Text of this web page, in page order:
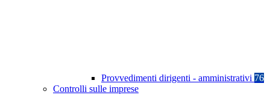
Provvedimenti dirigenti - amministrativi 76
Controlli sulle imprese